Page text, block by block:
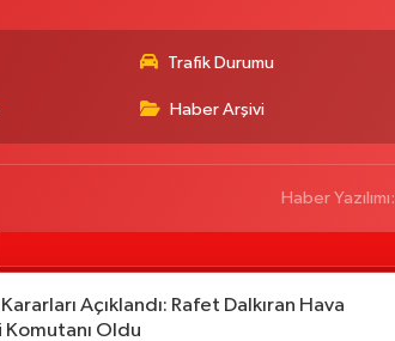
Trafik Durumu
Haber Arşivi
Haber Yazılımı:
Açıklandı: Rafet Dalkıran Hava
Oldu